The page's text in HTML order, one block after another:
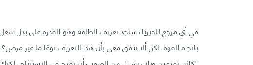
في أي مرجع للفيزياء ستجد تعريف الطاقة وهو القدرة على بذل
باتجاه القوة. لكن ألا تتفق معي بأن هذا التعريف نوعًا ما غير